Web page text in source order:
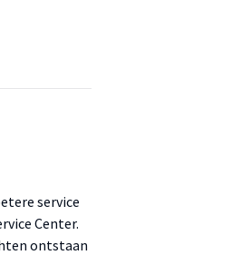
service
Center.
ontstaan